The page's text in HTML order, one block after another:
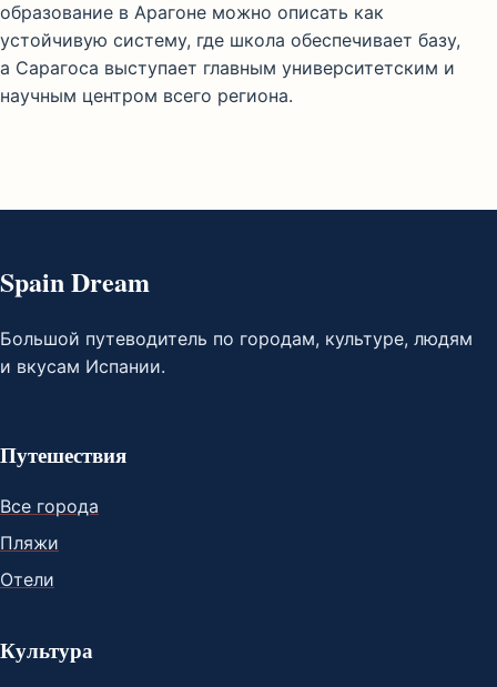
образование в Арагоне можно описать как
устойчивую систему, где школа обеспечивает базу,
а Сарагоса выступает главным университетским и
научным центром всего региона.
Spain Dream
Большой путеводитель по городам, культуре, людям
и вкусам Испании.
Путешествия
Все города
Пляжи
Отели
Культура